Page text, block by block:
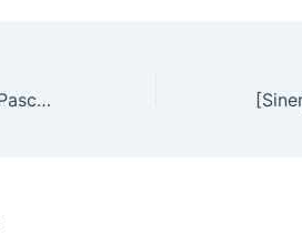
[Upacara Bendera Perdana Pasca Libur Kenaikan Kelas: Mengawali Tahun Ajaran dengan Penghargaan dan Prestasi Gemilang]